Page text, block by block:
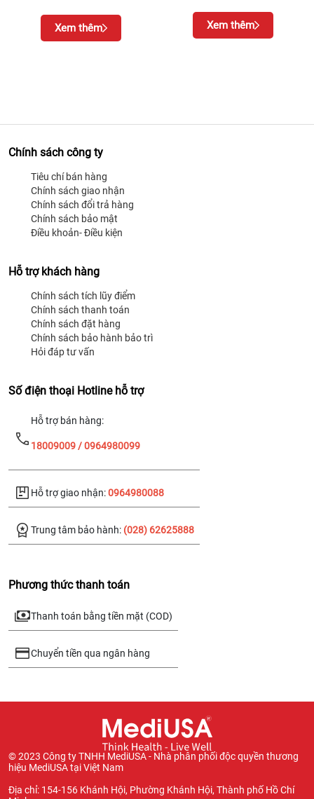
Xem thêm Xem thêm
Chính sách công ty
Tiêu chí bán hàng
Chính sách giao nhận
Chính sách đổi trả hàng
Chính sách bảo mật
Điều khoản- Điều kiện
Hỗ trợ khách hàng
Chính sách tích lũy điểm
Chính sách thanh toán
Chính sách đặt hàng
Chính sách bảo hành bảo trì
Hỏi đáp tư vấn
Số điện thoại Hotline hỗ trợ
Hỗ trợ bán hàng:
18009009 / 0964980099
Hỗ trợ giao nhận:0964980088
Trung tâm bảo hành: (028) 62625888
Phương thức thanh toán
Thanh toán bằng tiền mặt (COD)
Chuyển tiền qua ngân hàng
© 2023 Công ty TNHH MediUSA - Nhà phân phối độc quyền thương
hiệu MediUSA tại Việt Nam
Địa chỉ: 154-156 Khánh Hội, Phường Khánh Hội, Thành phố Hồ Chí